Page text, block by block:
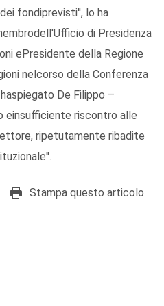
fondiprevisti'', lo ha
di Presidenza
ePresidente della Regione
nelcorso della Conferenza
De Filippo –
einsufficiente riscontro alle
ripetutamente ribadite
Stampa questo articolo